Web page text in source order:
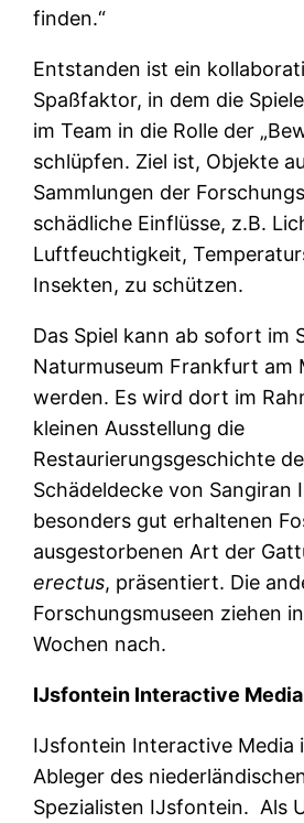
finden.“
Entstanden ist ein
Spaßfaktor, in dem die
im Team in die Rolle der
schlüpfen. Ziel ist, Objekte
Sammlungen der
schädliche Einflüsse, z.B.
Luftfeuchtigkeit,
Insekten, zu schützen.
Das Spiel kann ab sofort im
Naturmuseum Frankfurt am
werden. Es wird dort im
kleinen Ausstellung die
Restaurierungsgeschichte
Schädeldecke von Sangiran
besonders gut erhaltenen
ausgestorbenen Art der
erectus, präsentiert. Die
Forschungsmuseen ziehen
Wochen nach.
IJsfontein Interactive Media
IJsfontein Interactive Media
Ableger des
Spezialisten IJsfontein. Als